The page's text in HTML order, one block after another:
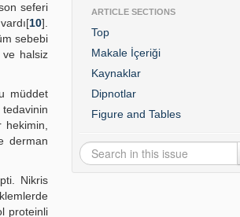
seferi
10].
sebebi
ve halsiz
müddet
derman
Nikris
proteinli
ARTICLE SECTIONS
Top
Makale İçeriği
Kaynaklar
Dipnotlar
Figure and Tables